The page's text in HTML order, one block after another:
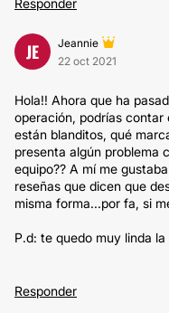
Responder
JE
Jeannie
22 oct 2021
Hola!! Ahora que ha
operación, podrías contar
están blanditos, qué
presenta algún problema
equipo?? A mí me
reseñas que dicen que
misma forma...por fa, si
P.d: te quedo muy linda
Responder